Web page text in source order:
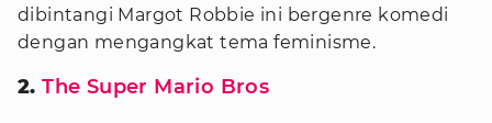
dibintangi Margot Robbie ini bergenre komedi
dengan mengangkat tema feminisme.
2.The Super Mario Bros